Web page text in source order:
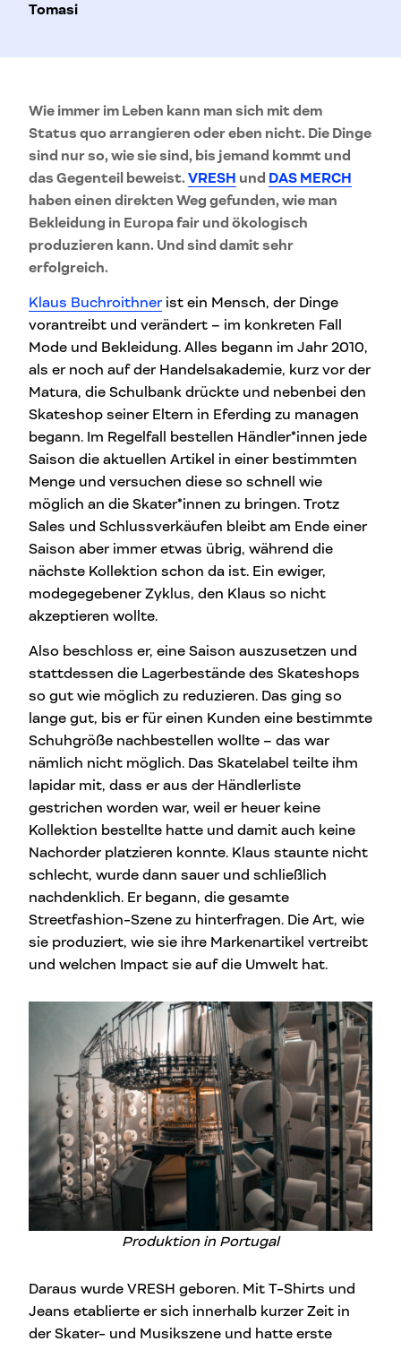
Tomasi
Wie immer im Leben kann man sich mit dem
Status quo arrangieren oder eben nicht. Die Dinge
sind nur so, wie sie sind, bis jemand kommt und
das Gegenteil beweist.VRESH und DAS MERCH
haben einen direkten Weg gefunden, wie man
Bekleidung in Europa fair und ökologisch
produzieren kann. Und sind damit sehr
erfolgreich.
Klaus Buchroithnerist ein Mensch, der Dinge
vorantreibt und verändert – im konkreten Fall
Mode und Bekleidung. Alles begann im Jahr 2010,
als er noch auf der Handelsakademie, kurz vor der
Matura, die Schulbank drückte und nebenbei den
Skateshop seiner Eltern in Eferding zu managen
begann. Im Regelfall bestellen Händler*innen jede
Saison die aktuellen Artikel in einer bestimmten
Menge und versuchen diese so schnell wie
möglich an die Skater*innen zu bringen. Trotz
Sales und Schlussverkäufen bleibt am Ende einer
Saison aber immer etwas übrig, während die
nächste Kollektion schon da ist. Ein ewiger,
modegegebener Zyklus, den Klaus so nicht
akzeptieren wollte.
Also beschloss er, eine Saison auszusetzen und
stattdessen die Lagerbestände des Skateshops
so gut wie möglich zu reduzieren. Das ging so
lange gut, bis er für einen Kunden eine bestimmte
Schuhgröße nachbestellen wollte – das war
nämlich nicht möglich. Das Skatelabel teilte ihm
lapidar mit, dass er aus der Händlerliste
gestrichen worden war, weil er heuer keine
Kollektion bestellte hatte und damit auch keine
Nachorder platzieren konnte. Klaus staunte nicht
schlecht, wurde dann sauer und schließlich
nachdenklich. Er begann, die gesamte
Streetfashion-Szene zu hinterfragen. Die Art, wie
sie produziert, wie sie ihre Markenartikel vertreibt
und welchen Impact sie auf die Umwelt hat.
Produktion in Portugal
Daraus wurde VRESH geboren. Mit T-Shirts und
Jeans etablierte er sich innerhalb kurzer Zeit in
der Skater- und Musikszene und hatte erste